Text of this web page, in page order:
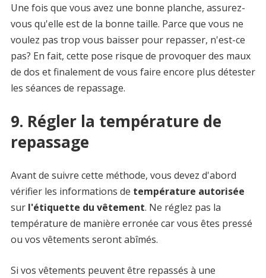
Une fois que vous avez une bonne planche, assurez-
vous qu'elle est de la bonne taille. Parce que vous ne
voulez pas trop vous baisser pour repasser, n'est-ce
pas? En fait, cette pose risque de provoquer des maux
de dos et finalement de vous faire encore plus détester
les séances de repassage.
9. Régler la température de
repassage
Avant de suivre cette méthode, vous devez d'abord
vérifier les informations de température autorisée
sur l'étiquette du vêtement. Ne réglez pas la
température de manière erronée car vous êtes pressé
ou vos vêtements seront abîmés.
Si vos vêtements peuvent être repassés à une